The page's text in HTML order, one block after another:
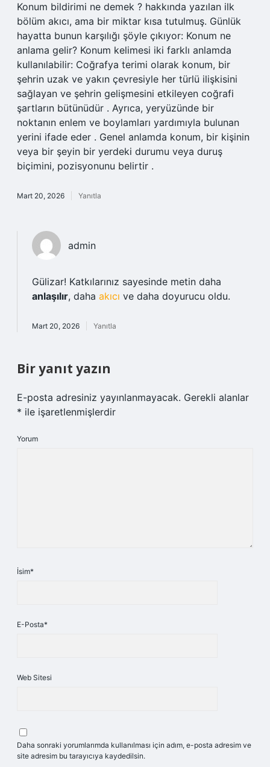
Konum bildirimi ne demek ? hakkında yazılan ilk
bölüm akıcı, ama bir miktar kısa tutulmuş. Günlük
hayatta bunun karşılığı şöyle çıkıyor: Konum ne
anlama gelir? Konum kelimesi iki farklı anlamda
kullanılabilir: Coğrafya terimi olarak konum, bir
şehrin uzak ve yakın çevresiyle her türlü ilişkisini
sağlayan ve şehrin gelişmesini etkileyen coğrafi
şartların bütünüdür . Ayrıca, yeryüzünde bir
noktanın enlem ve boylamları yardımıyla bulunan
yerini ifade eder . Genel anlamda konum, bir kişinin
veya bir şeyin bir yerdeki durumu veya duruş
biçimini, pozisyonunu belirtir .
Mart 20, 2026 Yanıtla
admin
Gülizar! Katkılarınız sayesinde metin daha
anlaşılır, daha akıcı ve daha doyurucu oldu.
Mart 20, 2026 Yanıtla
Bir yanıt yazın
E-posta adresiniz yayınlanmayacak. Gerekli alanlar
* ile işaretlenmişlerdir
Yorum
İsim*
E-Posta*
Web Sitesi
Daha sonraki yorumlarımda kullanılması için adım, e-posta adresim ve
site adresim bu tarayıcıya kaydedilsin.